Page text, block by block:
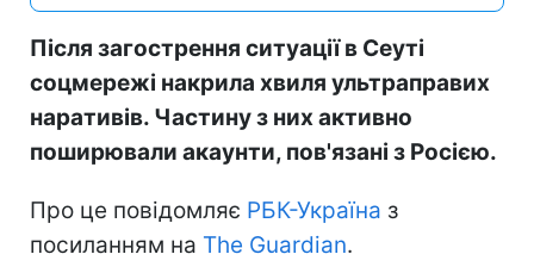
Після загострення ситуації в Сеуті
соцмережі накрила хвиля ультраправих
наративів. Частину з них активно
поширювали акаунти, пов'язані з Росією.
Про це повідомляє РБК-Україна з
посиланням на The Guardian.